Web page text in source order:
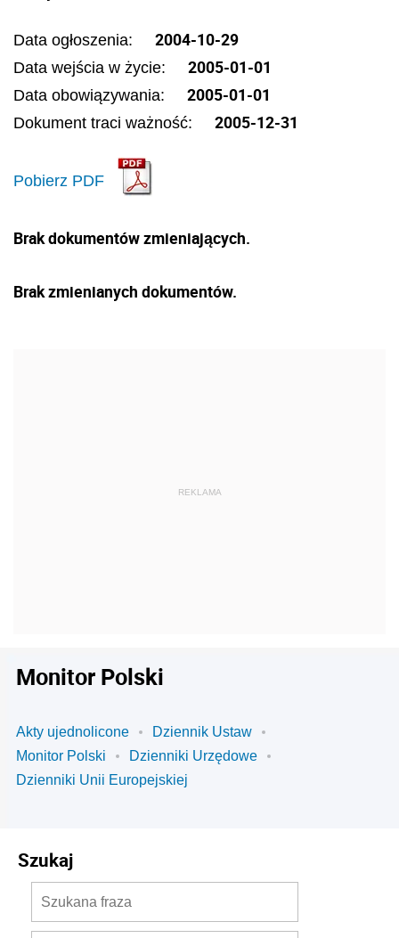
Data ogłoszenia: 2004-10-29
Data wejścia w życie: 2005-01-01
Data obowiązywania: 2005-01-01
Dokument traci ważność: 2005-12-31
Pobierz PDF
Brak dokumentów zmieniających.
Brak zmienianych dokumentów.
Monitor Polski
Akty ujednolicone
Dziennik Ustaw
Monitor Polski
Dzienniki Urzędowe
Dzienniki Unii Europejskiej
Szukaj